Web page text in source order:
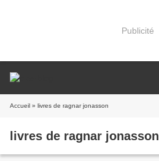
Publicité
Accueil » livres de ragnar jonasson
livres de ragnar jonasson